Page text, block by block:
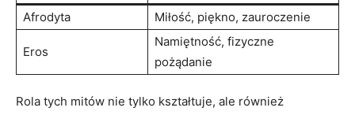
Afrodyta Miłość, piękno, zauroczenie
Eros
Namiętność, fizyczne
pożądanie
Rola tych mitów nie tylko kształtuje, ale również